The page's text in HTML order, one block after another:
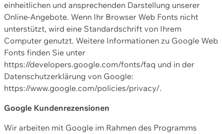
einheitlichen und ansprechenden Darstellung unserer
Online-Angebote. Wenn Ihr Browser Web Fonts nicht
unterstützt, wird eine Standardschrift von Ihrem
Computer genutzt. Weitere Informationen zu Google Web
Fonts finden Sie unter
https://developers.google.com/fonts/faq und in der
Datenschutzerklärung von Google:
https://www.google.com/policies/privacy/.
Google Kundenrezensionen
Wir arbeiten mit Google im Rahmen des Programms